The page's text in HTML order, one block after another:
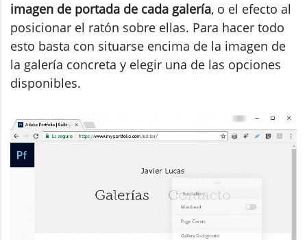
imagen de portada de cada galería, o el efecto al
posicionar el ratón sobre ellas. Para hacer todo
esto basta con situarse encima de la imagen de
la galería concreta y elegir una de las opciones
disponibles.